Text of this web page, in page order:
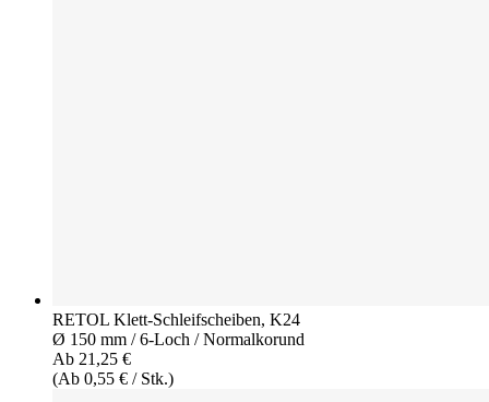
RETOL Klett-Schleifscheiben, K24
Ø 150 mm / 6-Loch / Normalkorund
Ab 21,25 €
(Ab 0,55 € / Stk.)